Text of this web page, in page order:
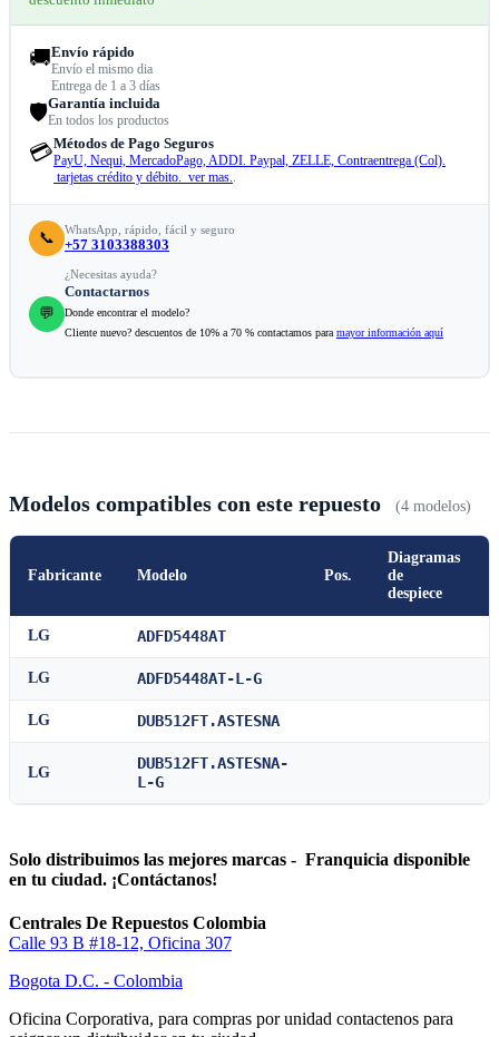
🚚Envío rápido
Envío el mismo dia
Entrega de 1 a 3 días
🛡️Garantía incluida
En todos los productos
💳Métodos de Pago Seguros
PayU, Nequi, MercadoPago, ADDI. Paypal, ZELLE, Contraentrega (Col).
tarjetas crédito y débito. ver mas..
📞 WhatsApp, rápido, fácil y seguro
+57 3103388303
💬
¿Necesitas ayuda?
Contactarnos
Donde encontrar el modelo?
Cliente nuevo? descuentos de 10% a 70 % contactamos para mayor información aquí
Modelos compatibles con este repuesto (4 modelos)
Fabricante Modelo Pos.
Diagramas
de
despiece
LG ADFD5448AT
LG ADFD5448AT-L-G
LG DUB512FT.ASTESNA
LG
DUB512FT.ASTESNA-
L-G
Solo distribuimos las mejores marcas - Franquicia disponible
en tu ciudad. ¡Contáctanos!
Centrales De Repuestos Colombia
Calle 93 B #18-12, Oficina 307
Bogota D.C. - Colombia
Oficina Corporativa, para compras por unidad contactenos para